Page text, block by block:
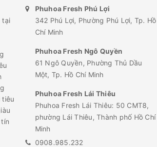
tại
tiêu
Phuhoa Fresh Phú Lợi
342 Phú Lợi, Phường Phú Lợi, Tp. Hồ
Chí Minh
Phuhoa Fresh Ngô Quyền
61 Ngô Quyền, Phường Thủ Dầu
Một, Tp. Hồ Chí Minh
Phuhoa Fresh Lái Thiêu
Phuhoa Fresh Lái Thiêu: 50 CMT8,
phường Lái Thiêu, Thành phố Hồ Chí
Minh
0908.985.232